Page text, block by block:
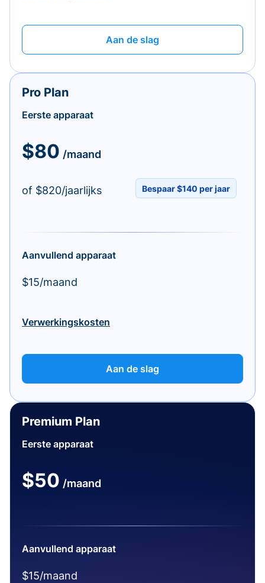
Aan de slag
Pro Plan
Eerste apparaat
$80 /maand
of $820/jaarlijks Bespaar $140 per jaar
Aanvullend apparaat
$15/maand
Verwerkingskosten
Aan de slag
Premium Plan
Eerste apparaat
$50 /maand
Aanvullend apparaat
$15/maand